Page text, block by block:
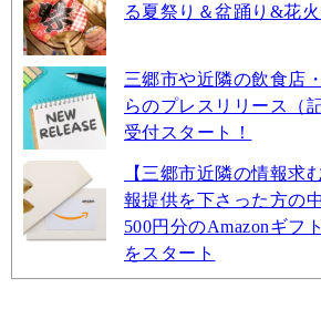
る夏祭り＆盆踊り&花
三郷市や近隣の飲食店
らのプレスリリース（
受付スタート！
【三郷市近隣の情報求
報提供を下さった方の
500円分のAmazonギフ
をスタート